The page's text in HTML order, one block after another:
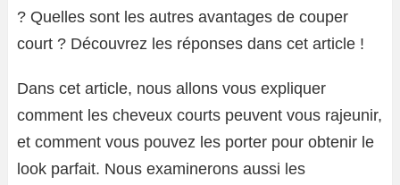
? Quelles sont les autres avantages de couper
court ? Découvrez les réponses dans cet article !
Dans cet article, nous allons vous expliquer
comment les cheveux courts peuvent vous rajeunir,
et comment vous pouvez les porter pour obtenir le
look parfait. Nous examinerons aussi les